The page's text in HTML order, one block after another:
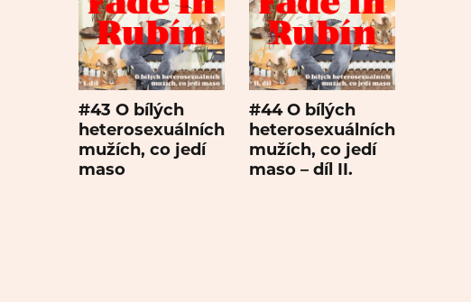
#43 O bílých
heterosexuálních
mužích, co jedí
maso
#44 O bílých
heterosexuálních
mužích, co jedí
maso – díl II.